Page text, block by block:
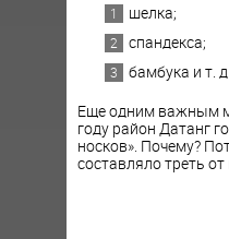
шелка;
спандекса;
бамбука и т. д.
Еще одним важным
году район Датанг
носков». Почему?
составляло треть